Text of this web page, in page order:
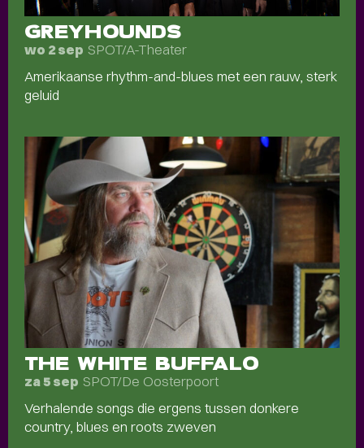
GREYHOUNDS
wo 2 sep SPOT/A-Theater
Amerikaanse rhythm-and-blues met een rauw, sterk
geluid
THE WHITE BUFFALO
za 5 sep SPOT/De Oosterpoort
Verhalende songs die ergens tussen donkere
country, blues en roots zweven